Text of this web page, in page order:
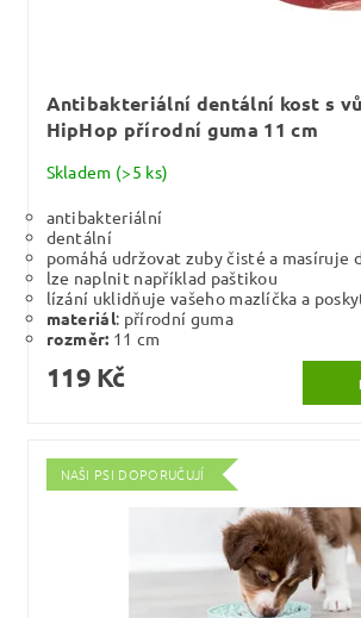
Antibakteriální dentální kost s
HipHop přírodní guma 11 cm
Skladem (>5 ks)
antibakteriální
dentální
pomáhá udržovat zuby čisté a masíruje
lze naplnit například paštikou
lízání uklidňuje vašeho mazlíčka a
materiál: přírodní guma
rozměr: 11 cm
119 Kč
NAŠI PSI DOPORUČUJÍ